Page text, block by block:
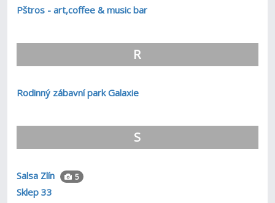
Pštros - art,coffee & music bar
R
Rodinný zábavní park Galaxie
S
Salsa Zlín 5
Sklep 33